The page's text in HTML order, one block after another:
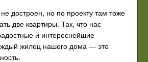
достроен, но по проекту там тоже
две квартиры. Так, что нас
и интереснейшие
жилец нашего дома — это